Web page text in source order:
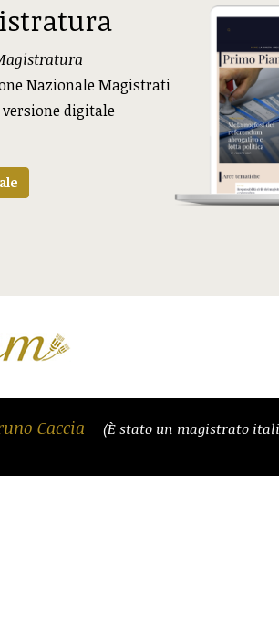
Nazionale Magistrati
digitale
Caccia (È stato un magistrato